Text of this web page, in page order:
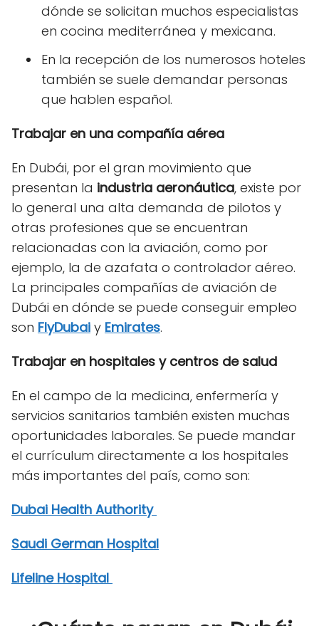
dónde se solicitan muchos especialistas
en cocina mediterránea y mexicana.
En la recepción de los numerosos hoteles
también se suele demandar personas
que hablen español.
Trabajar en una compañía aérea
En Dubái, por el gran movimiento que
presentan la industria aeronáutica, existe por
lo general una alta demanda de pilotos y
otras profesiones que se encuentran
relacionadas con la aviación, como por
ejemplo, la de azafata o controlador aéreo.
La principales compañías de aviación de
Dubái en dónde se puede conseguir empleo
son FlyDubai y Emirates.
Trabajar en hospitales y centros de salud
En el campo de la medicina, enfermería y
servicios sanitarios también existen muchas
oportunidades laborales. Se puede mandar
el currículum directamente a los hospitales
más importantes del país, como son:
Dubai Health Authority
Saudi German Hospital
Lifeline Hospital